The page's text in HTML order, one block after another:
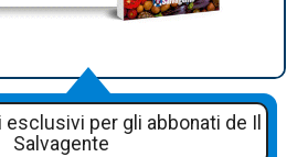
per gli abbonati de Il
Salvagente